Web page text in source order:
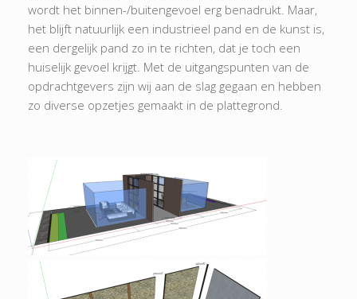
wordt het binnen-/buitengevoel erg benadrukt. Maar,
het blijft natuurlijk een industrieel pand en de kunst is,
een dergelijk pand zo in te richten, dat je toch een
huiselijk gevoel krijgt. Met de uitgangspunten van de
opdrachtgevers zijn wij aan de slag gegaan en hebben
zo diverse opzetjes gemaakt in de plattegrond.